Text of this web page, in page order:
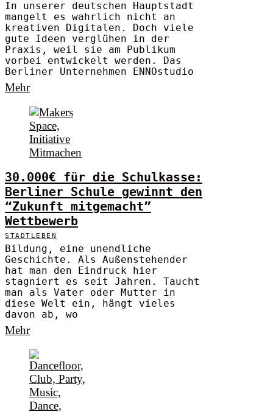
In unserer deutschen Hauptstadt
mangelt es wahrlich nicht an
kreativen Digitalen. Doch viele
gute Ideen verglühen in der
Praxis, weil sie am Publikum
vorbei entwickelt werden. Das
Berliner Unternehmen ENNOstudio
Mehr
30.000€ für die Schulkasse:
Berliner Schule gewinnt den
“Zukunft mitgemacht”
Wettbewerb
STADTLEBEN
Bildung, eine unendliche
Geschichte. Als Außenstehender
hat man den Eindruck hier
stagniert es seit Jahren. Taucht
man als Vater oder Mutter in
diese Welt ein, hängt vieles
davon ab, wo
Mehr